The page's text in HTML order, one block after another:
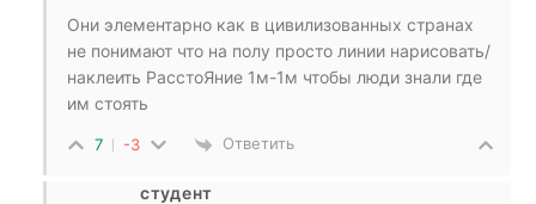
Они элементарно как в цивилизованных странах
не понимают что на полу просто линии нарисовать/
наклеить РасстоЯние 1м-1м чтобы люди знали где
им стоять
7 -3 Ответить
студент